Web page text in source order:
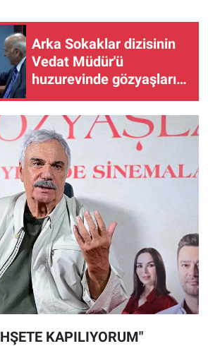
Arka Sokaklar dizisinin
Vedat Müdür'ü
huzurevinde gözyaşlarını
KAPILIYORUM"